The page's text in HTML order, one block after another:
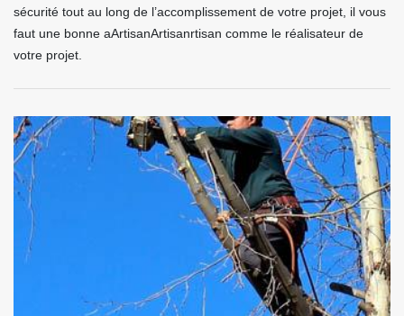
sécurité tout au long de l’accomplissement de votre projet, il vous
faut une bonne aArtisanArtisanrtisan comme le réalisateur de
votre projet.